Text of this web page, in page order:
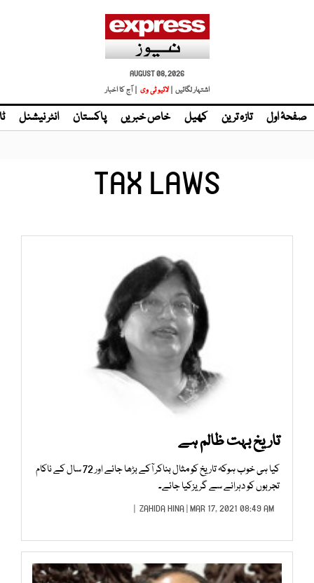
AUGUST 08, 2026
اشتہار لگائیں |
| آج کا اخبار
صفحۂ اول تازہ ترین کھیل خاص خبریں پاکستان انٹر نیشنل
TAX LAWS
تاریخ بہت ظالم ہے
کیا ہی خوب ہوکہ تاریخ کو مثال بناکر آکے بڑھا جائے اور 72 سال کے ناکام
تجربوں کو دہرانے سے گریزکیا جائے۔
ZAHIDA HINA| MAR 17, 2021 08:49 AM |